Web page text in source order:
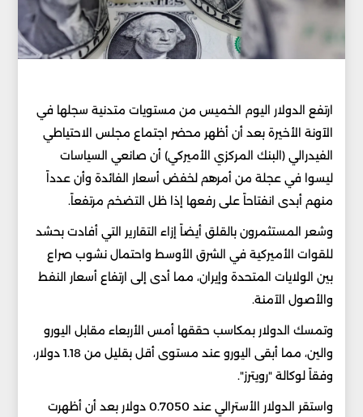
ارتفع الدولار اليوم الخميس من مستويات متدنية سجلها في
الآونة الأخيرة بعد أن أظهر محضر اجتماع مجلس الاحتياطي
الفيدرالي (البنك المركزي الأميركي) أن صانعي السياسات
ليسوا في عجلة من أمرهم لخفض أسعار الفائدة وأن عدداً
منهم أبدى انفتاحاً على رفعها إذا ظل التضخم مرتفعاً.
وشعر المستثمرون بالقلق أيضاً إزاء التقارير التي أفادت بحشد
للقوات الأميركية في الشرق الأوسط واحتمال نشوب صراع
بين الولايات المتحدة وإيران، مما أدى إلى ارتفاع أسعار النفط
والأصول الآمنة.
وتمسك الدولار بمكاسب حققها أمس الأربعاء مقابل اليورو
والين، مما أبقى اليورو عند مستوى أقل بقليل من 1.18 دولار،
وفقاً لوكالة "رويترز".
واستقر الدولار الأسترالي عند 0.7050 دولار بعد أن أظهرت